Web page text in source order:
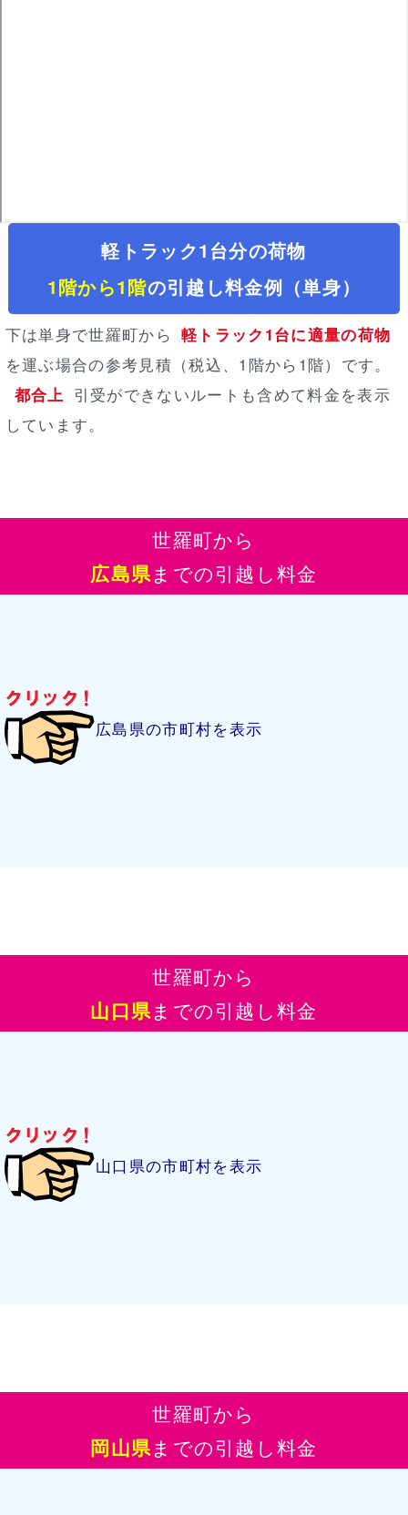
軽トラック1台分の荷物
1階から1階の引越し料金例（単身）
下は単身で世羅町から 軽トラック1台に適量の荷物
を運ぶ場合の参考見積（税込、1階から1階） です。
都合上 引受ができないルートも含めて料金を表示
しています。
世羅町から
広島県までの引越し料金
広島県の市町村を表示
世羅町から
山口県までの引越し料金
山口県の市町村を表示
世羅町から
岡山県までの引越し料金